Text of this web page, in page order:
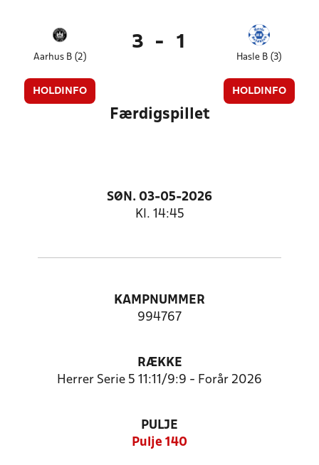
Aarhus B (2)
HOLDINFO
3 - 1
Hasle B (3)
HOLDINFO
Færdigspillet
SØN. 03-05-2026
Kl. 14:45
KAMPNUMMER
994767
RÆKKE
Herrer Serie 5 11:11/9:9 - Forår 2026
PULJE
Pulje 140